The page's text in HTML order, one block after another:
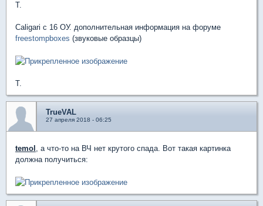
T.
Caligari с 16 ОУ. дополнительная информация на форуме
freestompboxes (звуковые образцы)
T.
TrueVAL
27 апреля 2018 - 06:25
temol , а что-то на ВЧ нет крутого спада. Вот такая картинка
должна получиться: